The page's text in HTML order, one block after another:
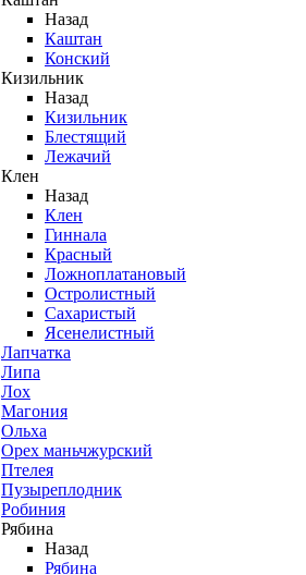
Назад
Каштан
Конский
Кизильник
Назад
Кизильник
Блестящий
Лежачий
Клен
Назад
Клен
Гиннала
Красный
Ложноплатановый
Остролистный
Сахаристый
Ясенелистный
Лапчатка
Липа
Лох
Магония
Ольха
Орех маньчжурский
Птелея
Пузыреплодник
Робиния
Рябина
Назад
Рябина